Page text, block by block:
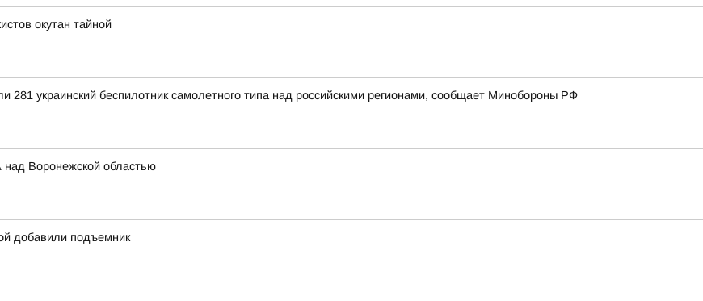
окутан тайной
украинский беспилотник самолетного типа над российскими регионами, сообщает Минобороны РФ
Воронежской областью
добавили подъемник